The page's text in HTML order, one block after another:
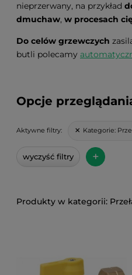
Opcje
Aktywne filtry: Kategorie:
wyczyść filtry +
nieprzerwany, na przykład
dmuchaw, w procesach
Do celów grzewczych
butli polecamy